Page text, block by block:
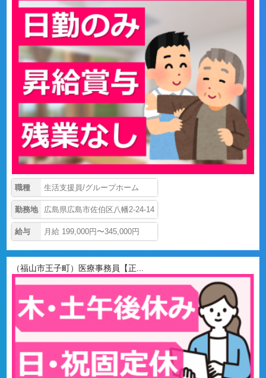
職種 生活支援員/グループホーム
勤務地 広島県広島市佐伯区八幡2-24-14
給与 月給 199,000円〜345,000円
（福山市王子町）医療事務員【正...